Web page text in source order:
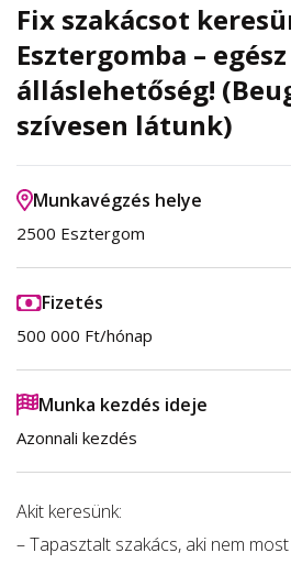
Fix szakácsot
Esztergomba –
álláslehetőség!
szívesen látunk)
Munkavégzés helye
2500 Esztergom
Fizetés
500 000 Ft/hónap
Munka kezdés ideje
Azonnali kezdés
Akit keresünk:
– Tapasztalt szakács, aki nem